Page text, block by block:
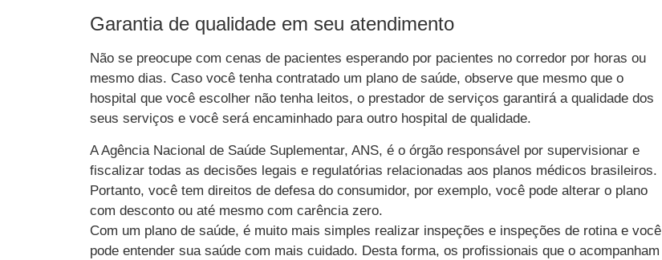
Garantia de qualidade em seu atendimento
Não se preocupe com cenas de pacientes esperando por pacientes no corredor por horas ou
mesmo dias. Caso você tenha contratado um plano de saúde, observe que mesmo que o
hospital que você escolher não tenha leitos, o prestador de serviços garantirá a qualidade dos
seus serviços e você será encaminhado para outro hospital de qualidade.
A Agência Nacional de Saúde Suplementar, ANS, é o órgão responsável por supervisionar e
fiscalizar todas as decisões legais e regulatórias relacionadas aos planos médicos brasileiros.
Portanto, você tem direitos de defesa do consumidor, por exemplo, você pode alterar o plano
com desconto ou até mesmo com carência zero.
Com um plano de saúde, é muito mais simples realizar inspeções e inspeções de rotina e você
pode entender sua saúde com mais cuidado. Desta forma, os profissionais que o acompanham